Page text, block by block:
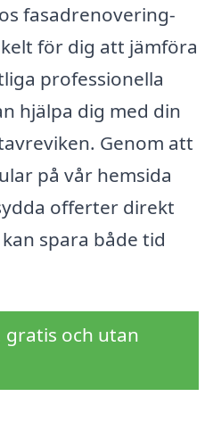
fasadrenovering-
för dig att jämföra
professionella
hjälpa dig med din
Genom att
på vår hemsida
offerter direkt
spara både tid
gratis och utan